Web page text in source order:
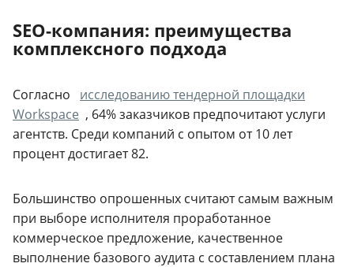
SEO-компания: преимущества
комплексного подхода
Согласно
исследованию тендерной площадки
Workspace , 64% заказчиков предпочитают услуги
агентств. Среди компаний с опытом от 10 лет
процент достигает 82.
Большинство опрошенных считают самым важным
при выборе исполнителя проработанное
коммерческое предложение, качественное
выполнение базового аудита с составлением плана